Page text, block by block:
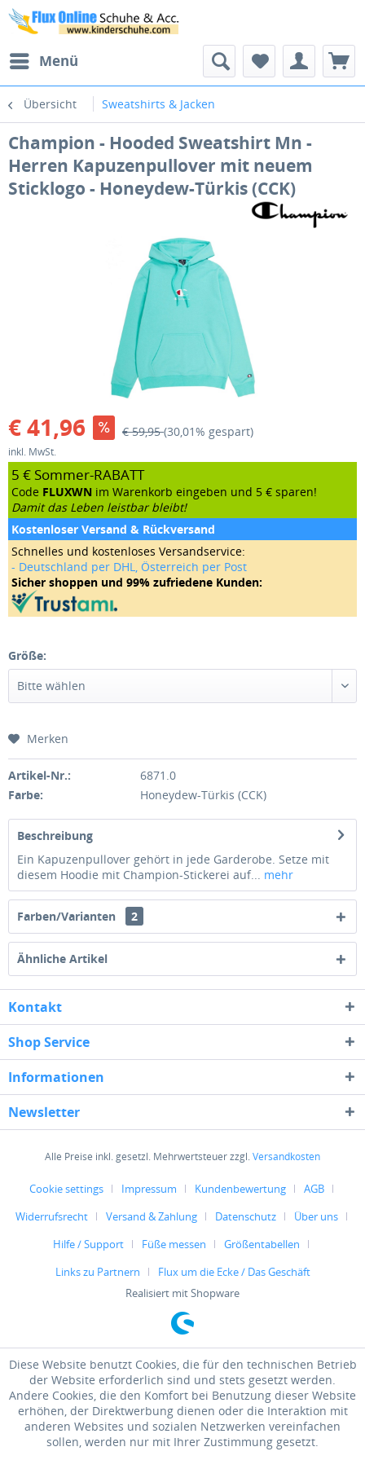
Menü
Übersicht Sweatshirts & Jacken
Champion - Hooded Sweatshirt Mn -
Herren Kapuzenpullover mit neuem
Sticklogo - Honeydew-Türkis (CCK)
€ 41,96 € 59,95(30,01% gespart)
inkl. MwSt.
5 € Sommer-RABATT
Code FLUXWN im Warenkorb eingeben und 5 € sparen!
Damit das Leben leistbar bleibt!
Kostenloser Versand & Rückversand
Schnelles und kostenloses Versandservice:
- Deutschland per DHL, Österreich per Post
Sicher shoppen und 99% zufriedene Kunden:
Größe:
Merken
Artikel-Nr.:
6871.0
Farbe:
Honeydew-Türkis (CCK)
Beschreibung
Ein Kapuzenpullover gehört in jede Garderobe. Setze mit
diesem Hoodie mit Champion-Stickerei auf... mehr
Farben/Varianten 2
Ähnliche Artikel
Kontakt
Shop Service
Informationen
Newsletter
Alle Preise inkl. gesetzl. Mehrwertsteuer zzgl.Versandkosten
Cookie settings Impressum Kundenbewertung
AGB
Widerrufsrecht
Versand & Zahlung Datenschutz
Über uns
Hilfe / Support
Füße messen
Größentabellen
Links zu Partnern
Flux um die Ecke / Das Geschäft
Realisiert mit Shopware
Diese Website benutzt Cookies, die für den technischen Betrieb
der Website erforderlich sind und stets gesetzt werden.
Andere Cookies, die den Komfort bei Benutzung dieser Website
erhöhen, der Direktwerbung dienen oder die Interaktion mit
anderen Websites und sozialen Netzwerken vereinfachen
sollen, werden nur mit Ihrer Zustimmung gesetzt.